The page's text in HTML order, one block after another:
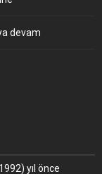
devam
yıl önce